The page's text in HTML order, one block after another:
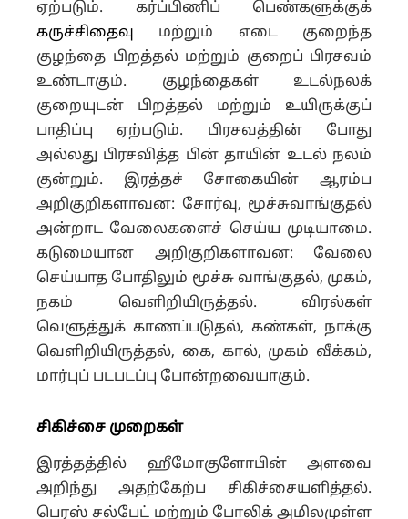
ஏற்படும். கர்ப்பிணிப் பெண்களுக்குக்
கருச்சிதைவு மற்றும் எடை குறைந்த
குழந்தை பிறத்தல் மற்றும் குறைப் பிரசவம்
உண்டாகும். குழந்தைகள் உடல்நலக்
குறையுடன் பிறத்தல் மற்றும் உயிருக்குப்
பாதிப்பு ஏற்படும். பிரசவத்தின் போது
அல்லது பிரசவித்த பின் தாயின் உடல் நலம்
குன்றும். இரத்தச் சோகையின் ஆரம்ப
அறிகுறிகளாவன: சோர்வு, மூச்சுவாங்குதல்
அன்றாட வேலைகளைச் செய்ய முடியாமை.
கடுமையான அறிகுறிகளாவன: வேலை
செய்யாத போதிலும் மூச்சு வாங்குதல், முகம்,
நகம் வெளிறியிருத்தல். விரல்கள்
வெளுத்துக் காணப்படுதல், கண்கள், நாக்கு
வெளிறியிருத்தல், கை, கால், முகம் வீக்கம்,
மார்புப் படபடப்பு போன்றவையாகும்.
சிகிச்சை முறைகள்
இரத்தத்தில் ஹீமோகுளோபின் அளவை
அறிந்து அதற்கேற்ப சிகிச்சையளித்தல்.
பெரஸ் சல்பேட் மற்றும் போலிக் அமிலமுள்ள